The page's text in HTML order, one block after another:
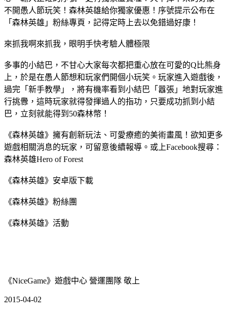
不開愚人節玩笑！森林英雄給你獨家優惠！序號提示公布在
「森林英雄」粉絲專頁，記得定時上去以免錯過好康！
來抓我啊來抓我，眼明手快考驗人體極限
多事的小結巴，不甘心大家每次都把重心放在可愛的Q比熊身
上，於是在愚人節想和玩家們開個小玩笑。玩家進入遊戲後，
過完「新手教學」，將有機率看到小結巴「囂張」地對玩家進
行挑釁，這時玩家就得發揮過人的指功，只要成功抓到小結
巴，立刻就能得到50森林幣！
《森林英雄》擁有創新玩法、可愛療癒的美術畫風！欲知更多
遊戲相關消息的玩家，可留意後續報導。或上Facebook搜尋：
森林英雄Hero of Forest
《森林英雄》安卓版下載
《森林英雄》粉絲團
《森林英雄》活動
《NiceGame》遊戲中心 營運團隊 敬上
2015-04-02